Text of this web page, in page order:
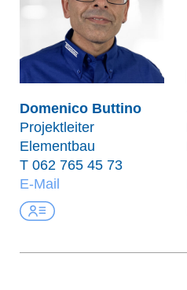
Domenico Buttino
Projektleiter
Elementbau
T 062 765 45 73
E-Mail